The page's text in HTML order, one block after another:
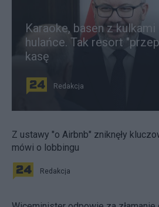
Karaoke, basen z
hulańce. Tak resort
kasę
Redakcja
Z ustawy "o Airbnb" zniknęły
mówi o lobbingu
Redakcja